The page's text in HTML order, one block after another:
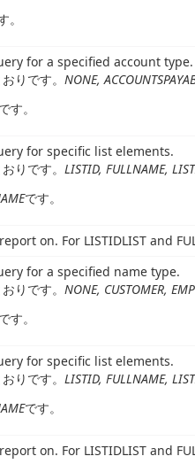
。
for a specified account type.
りです。 NONE,
す。
for specific list elements.
りです。 LISTID, FULLNAME,
です。
on. For LISTIDLIST and
for a specified name type.
りです。 NONE, CUSTOMER,
す。
for specific list elements.
りです。 LISTID, FULLNAME,
です。
on. For LISTIDLIST and